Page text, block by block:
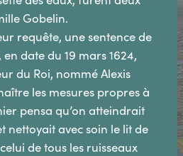
Gobelin.
requête, une sentence de
date du 19 mars 1624,
du Roi, nommé Alexis
les mesures propres à
pensa qu’on atteindrait
nettoyait avec soin le lit de
de tous les ruisseaux